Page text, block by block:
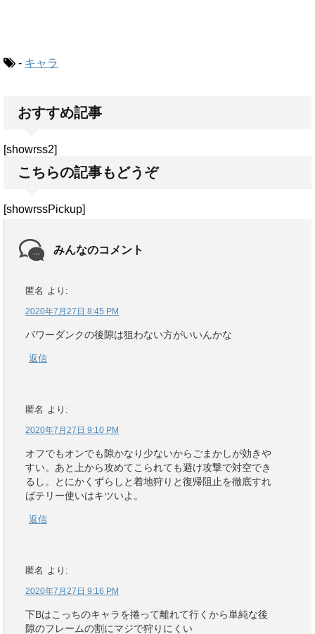
- キャラ
おすすめ記事
[showrss2]
こちらの記事もどうぞ
[showrssPickup]
みんなのコメント
匿名 より:
2020年7月27日 8:45 PM
パワーダンクの後隙は狙わない方がいいんかな
返信
匿名 より:
2020年7月27日 9:10 PM
オフでもオンでも隙かなり少ないからごまかしが効きや
すい。あと上から攻めてこられても避け攻撃で対空でき
るし。とにかくずらしと着地狩りと復帰阻止を徹底すれ
ばテリー使いはキツいよ。
返信
匿名 より:
2020年7月27日 9:16 PM
下Bはこっちのキャラを捲って離れて行くから単純な後
隙のフレームの割にマジで狩りにくい